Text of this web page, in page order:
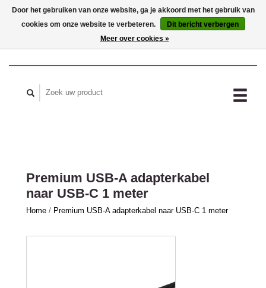
MIJN ACCOUNT
Premium USB-A adapterkabel
naar USB-C 1 meter
Home / Premium USB-A adapterkabel naar USB-C 1 meter
Door het gebruiken van onze website, ga je akkoord met het gebruik van
cookies om onze website te verbeteren.
Dit bericht verbergen
Meer over cookies »